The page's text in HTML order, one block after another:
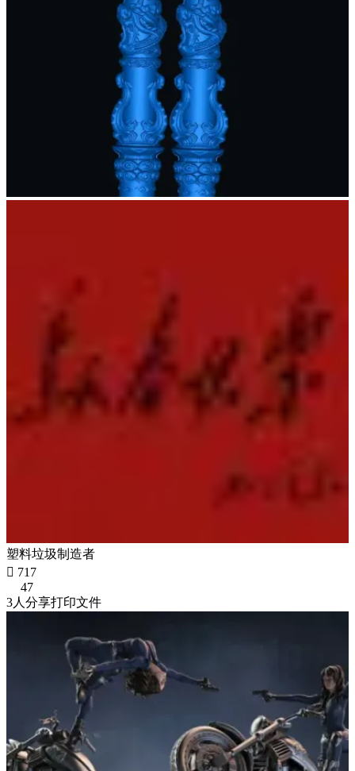
塑料垃圾制造者
 717
47
3人分享打印文件